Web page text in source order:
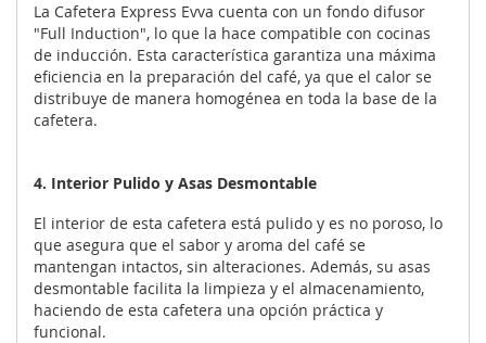
La Cafetera Express Evva cuenta con un fondo difusor
"Full Induction", lo que la hace compatible con cocinas
de inducción. Esta característica garantiza una máxima
eficiencia en la preparación del café, ya que el calor se
distribuye de manera homogénea en toda la base de la
cafetera.
4. Interior Pulido y Asas Desmontable
El interior de esta cafetera está pulido y es no poroso, lo
que asegura que el sabor y aroma del café se
mantengan intactos, sin alteraciones. Además, su asas
desmontable facilita la limpieza y el almacenamiento,
haciendo de esta cafetera una opción práctica y
funcional.